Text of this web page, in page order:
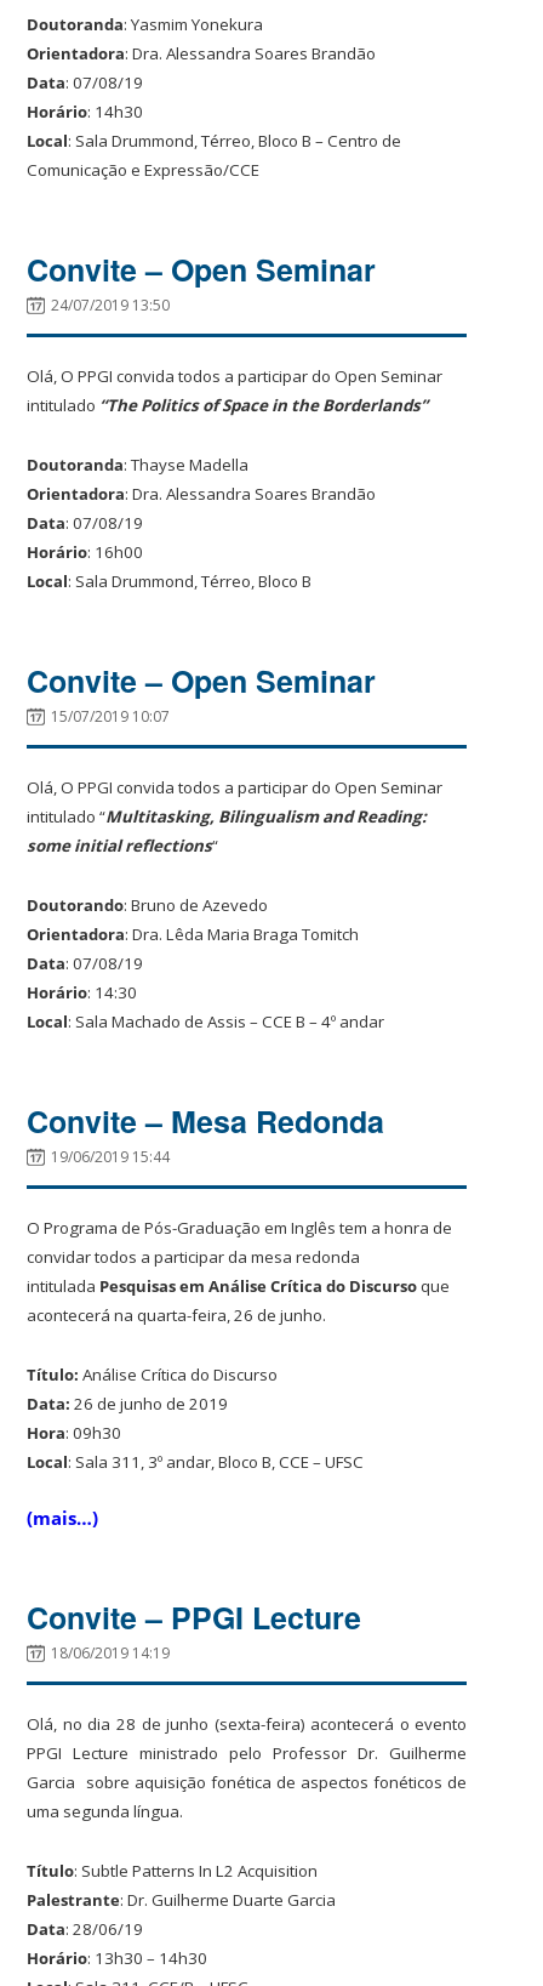
Doutoranda: Yasmim Yonekura
Orientadora: Dra. Alessandra Soares Brandão
Data: 07/08/19
Horário: 14h30
Local: Sala Drummond, Térreo, Bloco B – Centro de
Comunicação e Expressão/CCE
Convite – Open Seminar
24/07/2019 13:50
Olá, O PPGI convida todos a participar do Open Seminar
intitulado “The Politics of Space in the Borderlands”
Doutoranda: Thayse Madella
Orientadora: Dra. Alessandra Soares Brandão
Data: 07/08/19
Horário: 16h00
Local: Sala Drummond, Térreo, Bloco B
Convite – Open Seminar
15/07/2019 10:07
Olá, O PPGI convida todos a participar do Open Seminar
intitulado “Multitasking, Bilingualism and Reading:
some initial reflections“
Doutorando: Bruno de Azevedo
Orientadora: Dra. Lêda Maria Braga Tomitch
Data: 07/08/19
Horário: 14:30
Local: Sala Machado de Assis – CCE B – 4º andar
Convite – Mesa Redonda
19/06/2019 15:44
O Programa de Pós-Graduação em Inglês tem a honra de
convidar todos a participar da mesa redonda
intitulada Pesquisas em Análise Crítica do Discursoque
acontecerá na quarta-feira, 26 de junho.
Título: Análise Crítica do Discurso
Data: 26 de junho de 2019
Hora: 09h30
Local: Sala 311, 3º andar, Bloco B, CCE – UFSC
(mais…)
Convite – PPGI Lecture
18/06/2019 14:19
Olá, no dia 28 de junho (sexta-feira) acontecerá o evento
PPGI Lecture ministrado pelo Professor Dr. Guilherme
Garcia
sobre aquisição fonética de aspectos fonéticos de
uma segunda língua.
Título: Subtle Patterns In L2 Acquisition
Palestrante: Dr. Guilherme Duarte Garcia
Data: 28/06/19
Horário: 13h30 – 14h30